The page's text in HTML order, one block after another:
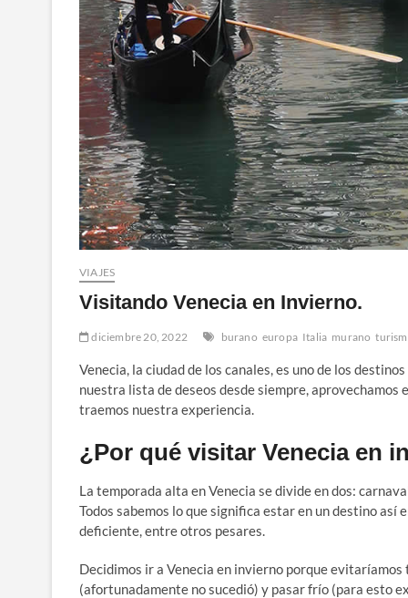
VIAJES
Visitando Venecia en Invierno.
diciembre 20, 2022 burano europa Italia murano
Venecia, la ciudad de los canales, es uno de los
nuestra lista de deseos desde siempre,
traemos nuestra experiencia.
¿Por qué visitar Venecia en
La temporada alta en Venecia se divide en dos:
Todos sabemos lo que significa estar en un destino
deficiente, entre otros pesares.
Decidimos ir a Venecia en invierno porque
(afortunadamente no sucedió) y pasar frío (para esto